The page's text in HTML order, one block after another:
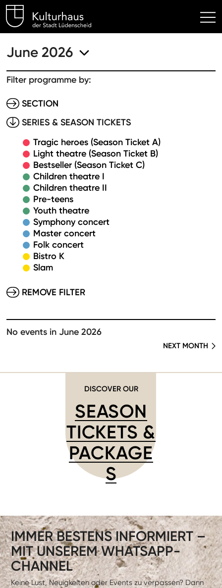
Kulturhaus Lüdenscheid
June 2026
Filter programme by:
SECTION
SERIES & SEASON TICKETS
Tragic heroes (Season Ticket A)
Light theatre (Season Ticket B)
Bestseller (Season Ticket C)
Children theatre I
Children theatre II
Pre-teens
Youth theatre
Symphony concert
Master concert
Folk concert
Bistro K
Slam
REMOVE FILTER
No events in June 2026
NEXT MONTH
DISCOVER OUR
SEASON
TICKETS &
PACKAGE
S
IMMER BESTENS INFORMIERT –
MIT UNSEREM WHATSAPP-
CHANNEL
Keine Lust, Neuigkeiten oder Events zu verpassen? Dann